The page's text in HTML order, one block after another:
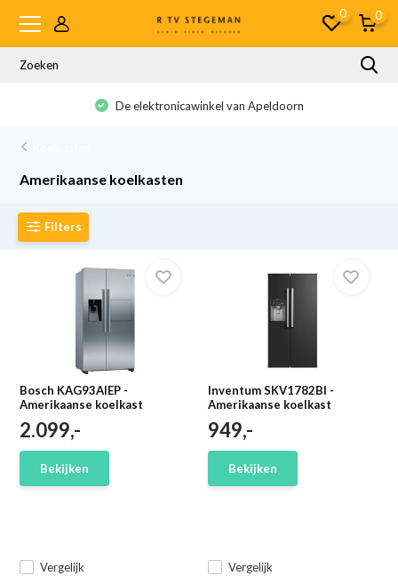
0 0
De elektronicawinkel van Apeldoorn
Amerikaanse koelkasten
Filters
Bosch KAG93AIEP -
Amerikaanse koelkast
Vergelijk
2.099,-
Bekijken
Inventum SKV1782BI -
Amerikaanse koelkast
Vergelijk
949,-
Bekijken